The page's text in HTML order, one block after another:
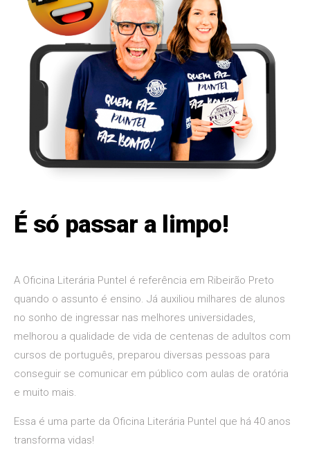
É só passar a limpo!
A Oficina Literária Puntel é referência em Ribeirão Preto
quando o assunto é ensino. Já auxiliou milhares de alunos
no sonho de ingressar nas melhores universidades,
melhorou a qualidade de vida de centenas de adultos com
cursos de português, preparou diversas pessoas para
conseguir se comunicar em público com aulas de oratória
e muito mais.
Essa é uma parte da Oficina Literária Puntel que há 40 anos
transforma vidas!